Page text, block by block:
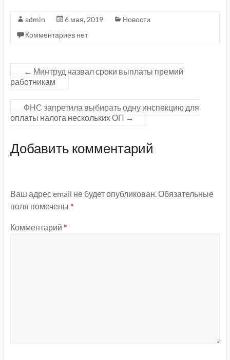
admin 6 мая, 2019
Новости
Комментариев нет
← Минтруд назвал сроки выплаты премий
работникам
ФНС запретила выбирать одну инспекцию для
оплаты налога нескольких ОП →
Добавить комментарий
Ваш адрес email не будет опубликован. Обязательные
поля помечены *
Комментарий *